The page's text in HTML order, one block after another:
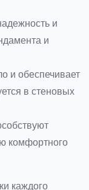
и
и
и обеспечивает
в стеновых
комфортного
каждого